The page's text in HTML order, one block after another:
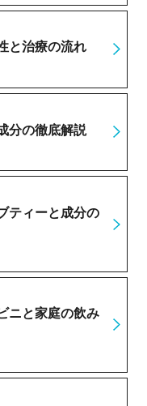
と治療の流れ
分の徹底解説
ティーと成分の
ニと家庭の飲み